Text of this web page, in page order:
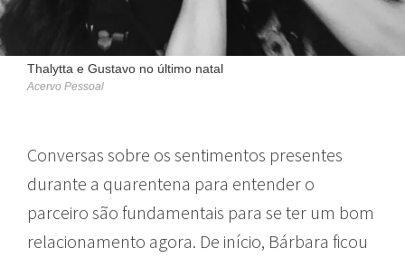
Thalytta e Gustavo no último natal
Acervo Pessoal
Conversas sobre os sentimentos presentes
durante a quarentena para entender o
parceiro são fundamentais para se ter um bom
relacionamento agora. De início, Bárbara ficou